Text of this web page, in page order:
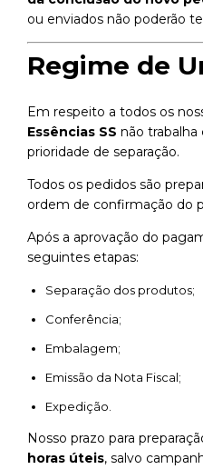
ou enviados não poderão
Regime de
Em respeito a todos os
Essências SS não
prioridade de separação.
Todos os pedidos são
ordem de confirmação do
Após a aprovação do
seguintes etapas:
Separação dos produtos;
Conferência;
Embalagem;
Emissão da Nota Fiscal;
Expedição.
Nosso prazo para
horas úteis, salvo